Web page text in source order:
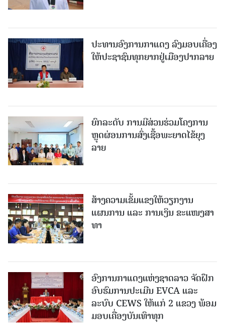
ປະທານອົງການກາແດງ ລົງມອບເຄື່ອງ
ໃຫ້ປະຊາຊົນທຸກຍາກຢູ່ເມືອງປາກລາຍ
ຍົກລະດັບ ການມີສ່ວນຮ່ວມໂຄງການ
ຫຼຸດຜ່ອນການສົ່ງເຊື້ອພະຍາດໄຂ້ຍຸງ
ລາຍ
ສ້າງຄວາມເຂັ້ມແຂງໃຫ້ວຽກງານ
ແຜນການ ແລະ ການເງິນ ຂະແໜງສາ
ທາ
ອົງການກາແດງແຫ່ງຊາດລາວ ຈັດຝຶກ
ອົບຮົມການປະເມີນ EVCA ແລະ
ລະບົບ CEWS ໃຫ້ແກ່ 2 ແຂວງ ພ້ອມ
ມອບເຄື່ອງບັນເທົາທຸກ